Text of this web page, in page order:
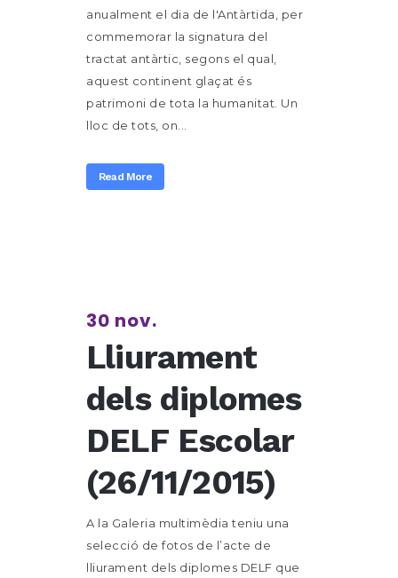
anualment el dia de l'Antàrtida, per
commemorar la signatura del
tractat antàrtic, segons el qual,
aquest continent glaçat és
patrimoni de tota la humanitat. Un
lloc de tots, on...
Read More
30 nov.
Lliurament
dels diplomes
DELF Escolar
(26/11/2015)
A la Galeria multimèdia teniu una
selecció de fotos de l’acte de
lliurament dels diplomes DELF que